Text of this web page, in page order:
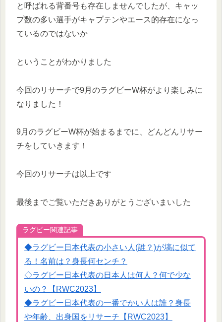
と呼ばれる背番号も存在しませんでしたが、キャッ
プ数の多い選手がキャプテンやエース的存在になっ
ているのではないか
ということがわかりました
今回のリサーチで9月のラグビーW杯がより楽しみに
なりました！
9月のラグビーW杯が始まるまでに、どんどんリサー
チをしていきます！
今回のリサーチは以上です
最後までご覧いただきありがとうございまいした
ラグビー関連記事
◆ラグビー日本代表の小さい人(誰？)が塙に似て
る！名前は？身長何センチ？
◇ラグビー日本代表の日本人は何人？何で少な
いの？【RWC2023】
◆ラグビー日本代表の一番でかい人は誰？身長
や年齢、出身国をリサーチ【RWC2023】